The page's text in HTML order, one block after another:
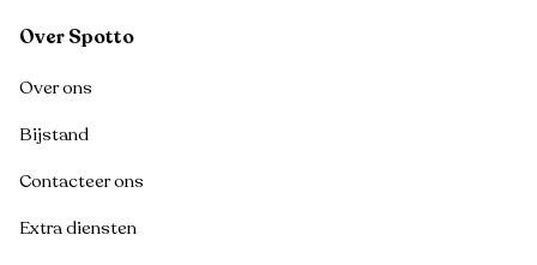
Over Spotto
Over ons
Bijstand
Contacteer ons
Extra diensten